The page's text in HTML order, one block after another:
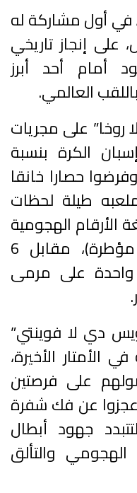
في أول مشاركة له
على إنجاز تاريخي
أمام أحد أبرز
العالمي.
روخا” على مجريات
الكرة بنسبة
بالمائة، وفرضوا حصارا خانقا
طيلة لحظات
الأرقام الهجومية
بـ 25 تسديدة (7 منها مؤطرة)، مقابل 6
واحدة على مرمى
دي لا فوينتي”
الأمتار الأخيرة،
على فرصتين
عجزوا عن فك شفرة
جهود أبطال
الهجومي والتألق